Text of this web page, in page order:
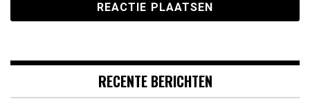
RECENTE BERICHTEN